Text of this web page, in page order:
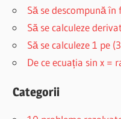
Să se descompună
Să se calculeze
Să se calculeze 1 pe
De ce ecuația sin x =
Categorii